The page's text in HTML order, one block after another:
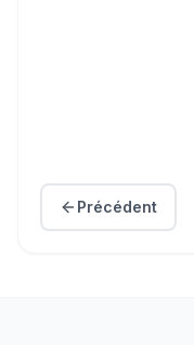
Précédent